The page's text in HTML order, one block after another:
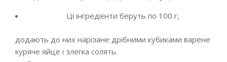
Ці інгредієнти беруть по 100 г,
додають до них нарізане дрібними кубиками варене
куряче яйце і злегка солять.